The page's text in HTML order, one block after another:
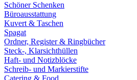
Schöner Schenken
Büroausstattung
Kuvert & Taschen
Spagat
Ordner, Register & Ringbücher
Steck-, Klarsichthüllen
Haft- und Notizblöcke
Schreib- und Markierstifte